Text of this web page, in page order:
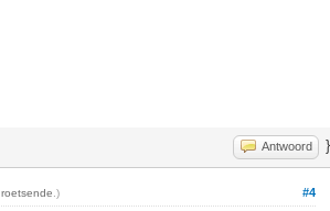
Antwoord }
#4
.)